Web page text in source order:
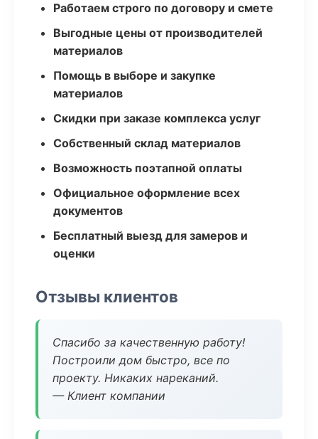
Работаем строго по договору и смете
Выгодные цены от производителей
материалов
Помощь в выборе и закупке
материалов
Скидки при заказе комплекса услуг
Собственный склад материалов
Возможность поэтапной оплаты
Официальное оформление всех
документов
Бесплатный выезд для замеров и
оценки
Отзывы клиентов
Спасибо за качественную работу!
Построили дом быстро, все по
проекту. Никаких нареканий.
— Клиент компании